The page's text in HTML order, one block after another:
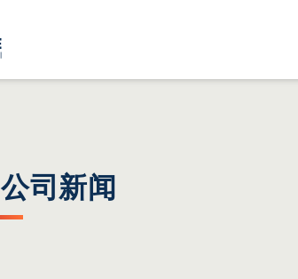
公司新闻